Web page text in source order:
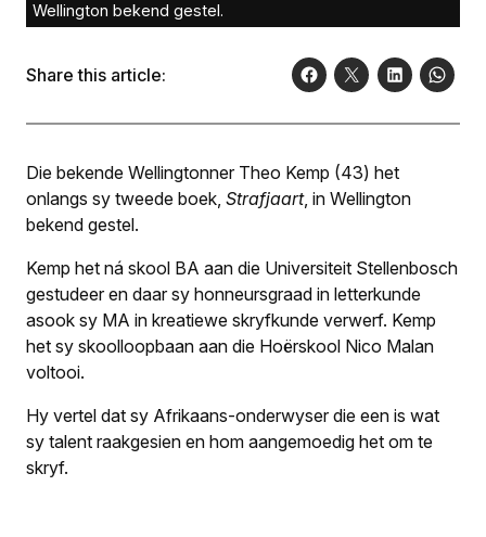
Wellington bekend gestel.
Share this article:
Die bekende Wellingtonner Theo Kemp (43) het
onlangs sy tweede boek, Strafjaart, in Wellington
bekend gestel.
Kemp het ná skool BA aan die Universiteit Stellenbosch
gestudeer en daar sy honneursgraad in letterkunde
asook sy MA in kreatiewe skryfkunde verwerf. Kemp
het sy skoolloopbaan aan die Hoërskool Nico Malan
voltooi.
Hy vertel dat sy Afrikaans-onderwyser die een is wat
sy talent raakgesien en hom aangemoedig het om te
skryf.